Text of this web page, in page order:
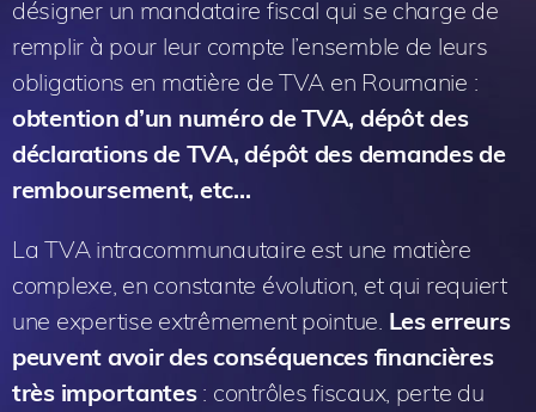
désigner un mandataire fiscal qui se charge de
remplir à pour leur compte l’ensemble de leurs
obligations en matière de TVA en Roumanie :
obtention d’un numéro de TVA, dépôt des
déclarations de TVA, dépôt des demandes de
remboursement, etc…
La TVA intracommunautaire est une matière
complexe, en constante évolution, et qui requiert
une expertise extrêmement pointue. Les erreurs
peuvent avoir des conséquences financières
très importantes: contrôles fiscaux, perte du